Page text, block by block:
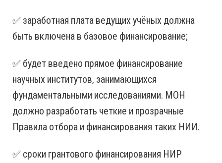
✅ заработная плата ведущих учёных должна
быть включена в базовое финансирование;
✅ будет введено прямое финансирование
научных институтов, занимающихся
фундаментальными исследованиями. МОН
должно разработать четкие и прозрачные
Правила отбора и финансирования таких НИИ.
✅ сроки грантового финансирования НИР